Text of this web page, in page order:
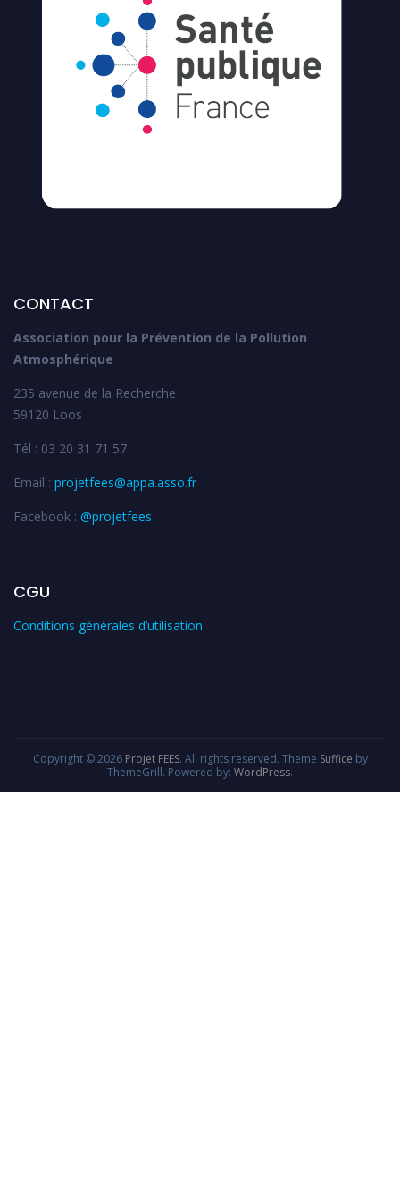
CONTACT
Association pour la Prévention de la Pollution
Atmosphérique
235 avenue de la Recherche
59120 Loos
Tél : 03 20 31 71 57
Email : projetfees@appa.asso.fr
Facebook : @projetfees
CGU
Conditions générales d’utilisation
Copyright © 2026 Projet FEES. All rights reserved. Theme Suffice by
ThemeGrill. Powered by: WordPress.